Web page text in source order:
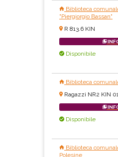
Biblioteca
"Piergiorgio Bassan"
R 813.6 KIN
Disponibile
Biblioteca
Ragazzi NR2 KIN
Disponibile
Biblioteca
Polesine